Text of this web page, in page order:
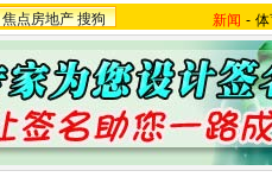
焦点房地产 搜狗 新闻 -